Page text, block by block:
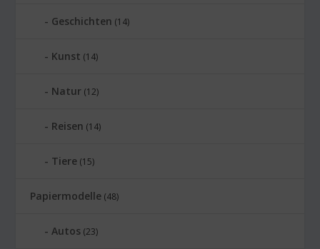
Geschichten (14)
Kunst (14)
Natur (12)
Reisen (14)
Tiere (15)
Papiermodelle (48)
Autos (23)